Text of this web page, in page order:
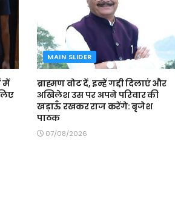
में
MAIN SLIDER
ब्राह्मण वोट दें, इन्हें गद्दी दिलाएं और
अखिलेश उस पर अपने परिवार की
खड़ाऊँ रखकर राज करेंगे: बृजेश
पाठक
07/08/2026